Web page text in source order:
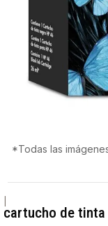
*Todas las
cartucho de